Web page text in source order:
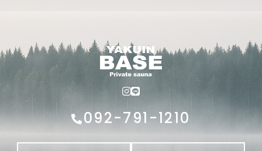
092-791-1210